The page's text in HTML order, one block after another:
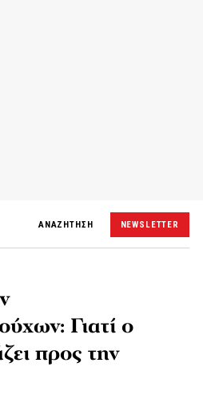
ΑΝΑΖΗΤΗΣΗ NEWSLETTER
Γιατί ο
προς την